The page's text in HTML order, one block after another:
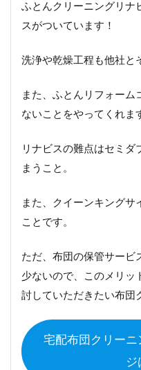
ふとんクリーニングリナ
スがついています！
洗浄や乾燥工程も他社と
また、ふとんリフォーム
ないことをやってくれま
リナビスの難点はセミダ
まうこと。
また、クイーンキングサ
ことです。
ただ、布団の保管サービ
少ないので、このメリッ
討していただきたい布団
宅配布団クリー
ジ